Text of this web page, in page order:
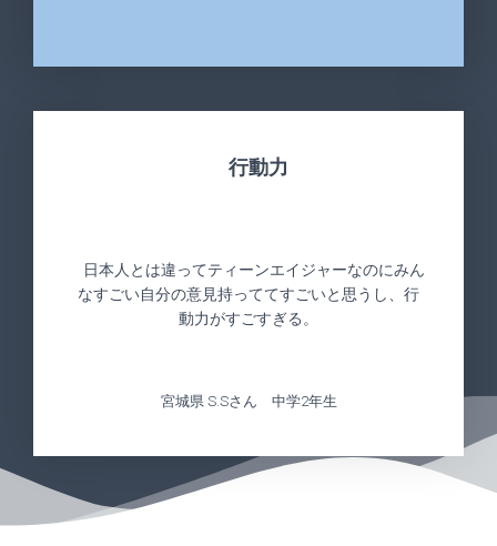
行動力
日本人とは違ってティーンエイジャーなのにみん
なすごい自分の意見持っててすごいと思うし、行
動力がすごすぎる。
宮城県 S.Sさん 中学2年生